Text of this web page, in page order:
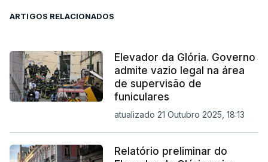
ARTIGOS RELACIONADOS
Elevador da Glória. Governo
admite vazio legal na área
de supervisão de
funiculares
atualizado 21 Outubro 2025, 18:13
Relatório preliminar do